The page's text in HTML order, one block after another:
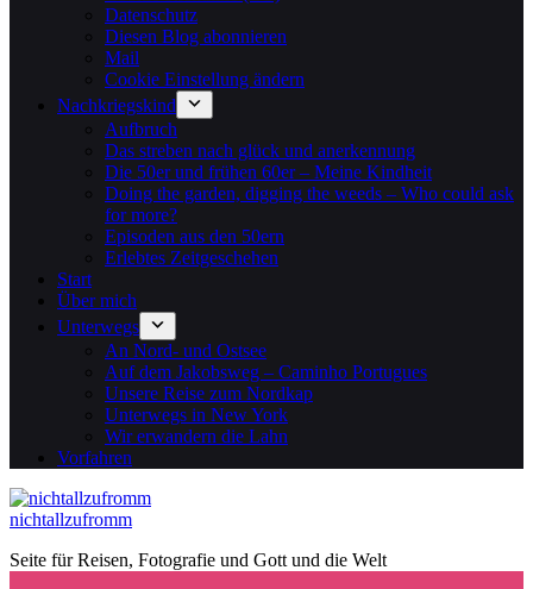
Datenschutz
Diesen Blog abonnieren
Mail
Cookie Einstellung ändern
Nachkriegskind
Aufbruch
Das streben nach glück und anerkennung
Die 50er und frühen 60er – Meine Kindheit
Doing the garden, digging the weeds – Who could ask
for more?
Episoden aus den 50ern
Erlebtes Zeitgeschehen
Start
Über mich
Unterwegs
An Nord- und Ostsee
Auf dem Jakobsweg – Caminho Portugues
Unsere Reise zum Nordkap
Unterwegs in New York
Wir erwandern die Lahn
Vorfahren
nichtallzufromm
Seite für Reisen, Fotografie und Gott und die Welt